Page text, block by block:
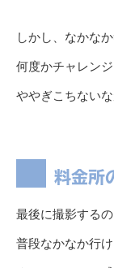
しかし、なかな
何度かチャレンジ
ややぎこちない
料金所
最後に撮影する
普段なかなか行